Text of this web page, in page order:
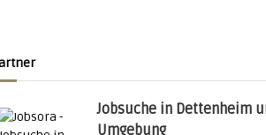
Jobsuche in Dettenheim
Umgebung